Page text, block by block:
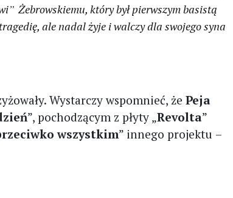
”Żebrowskiemu, który był pierwszym basistą
ale nadal żyje i walczy dla swojego syna
Wystarczy wspomnieć, żePeja
”, pochodzącym z płyty „Revolta”
wszystkim” innego projektu –